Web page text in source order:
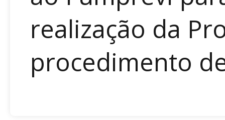
realização da
procedimento